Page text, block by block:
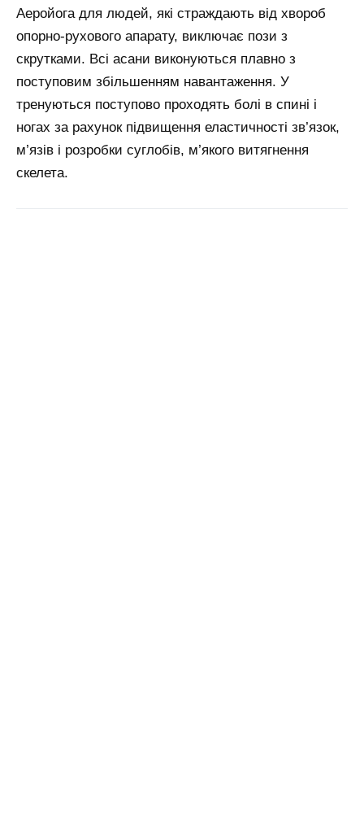
Аеройога для людей, які страждають від хвороб
опорно-рухового апарату, виключає пози з
скрутками. Всі асани виконуються плавно з
поступовим збільшенням навантаження. У
тренуються поступово проходять болі в спині і
ногах за рахунок підвищення еластичності зв’язок,
м’язів і розробки суглобів, м’якого витягнення
скелета.